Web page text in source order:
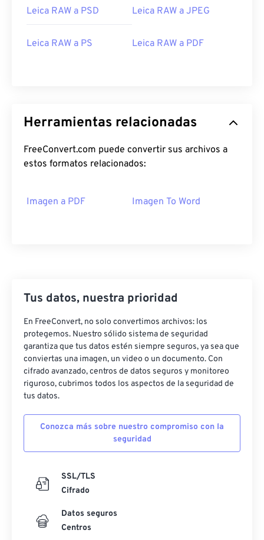
Leica RAW a PSD Leica RAW a JPEG
Leica RAW a PS Leica RAW a PDF
Herramientas relacionadas
FreeConvert.com puede convertir sus archivos a
estos formatos relacionados:
Imagen a PDF Imagen To Word
Tus datos, nuestra prioridad
En FreeConvert, no solo convertimos archivos: los
protegemos. Nuestro sólido sistema de seguridad
garantiza que tus datos estén siempre seguros, ya sea que
conviertas una imagen, un video o un documento. Con
cifrado avanzado, centros de datos seguros y monitoreo
riguroso, cubrimos todos los aspectos de la seguridad de
tus datos.
Conozca más sobre nuestro compromiso con la
seguridad
SSL/TLS
Cifrado
Datos seguros
Centros